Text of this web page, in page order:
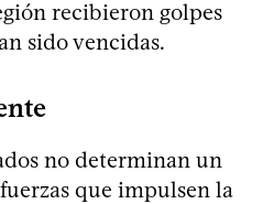
recibieron golpes
sido vencidas.
no determinan un
que impulsen la